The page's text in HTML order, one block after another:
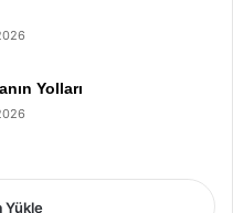
Yolları
Yükle